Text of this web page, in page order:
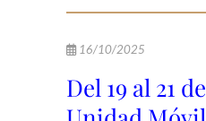
16/10/2025
Del 19 al 21